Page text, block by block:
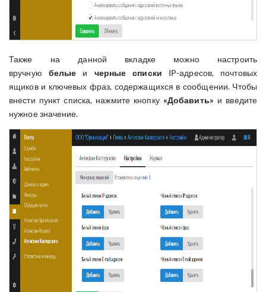
Также на данной вкладке можно настроить
вручную белые и черные списки IP-адресов, почтовых
ящиков и ключевых фраз, содержащихся в сообщении. Чтобы
внести пункт списка, нажмите кнопку «Добавить» и введите
нужное значение.